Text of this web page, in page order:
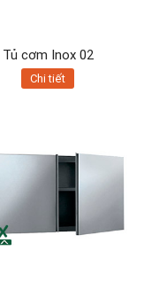
Tủ cơm Inox 02
Chi tiết